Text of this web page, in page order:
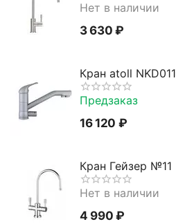
Нет в наличии
3 630 ₽
Кран atoll
Предзаказ
16 120 ₽
Кран Гейзер №11
Нет в наличии
4 990 ₽